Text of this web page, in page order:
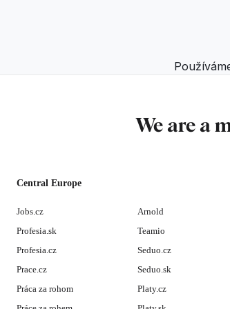
We are a
Central Europe
Jobs.cz
Profesia.sk
Profesia.cz
Prace.cz
Práca za rohom
Arnold
Teamio
Seduo.cz
Seduo.sk
Platy.cz